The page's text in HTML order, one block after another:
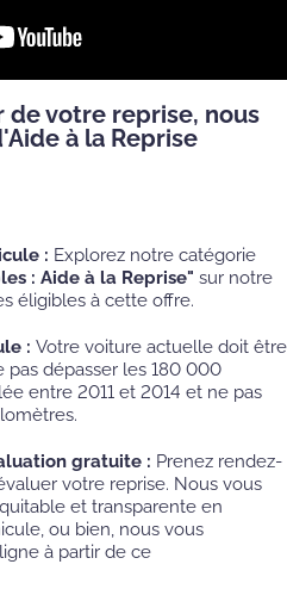
de votre reprise, nous
à la Reprise
: Explorez notre catégorie
: Aide à la Reprise" sur notre
éligibles à cette offre.
: Votre voiture actuelle doit être
pas dépasser les 180 000
entre 2011 et 2014 et ne pas
gratuite : Prenez rendez-
votre reprise. Nous vous
et transparente en
ou bien, nous vous
à partir de ce